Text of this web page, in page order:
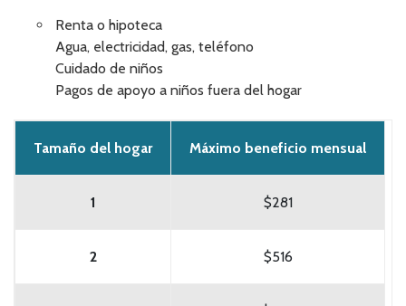
Renta o hipoteca
Agua, electricidad, gas, teléfono
Cuidado de niños
Pagos de apoyo a niños fuera del hogar
Tamaño del hogar Máximo beneficio mensual
1 $281
2 $516